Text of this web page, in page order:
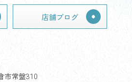
店舗ブログ
市常盤310